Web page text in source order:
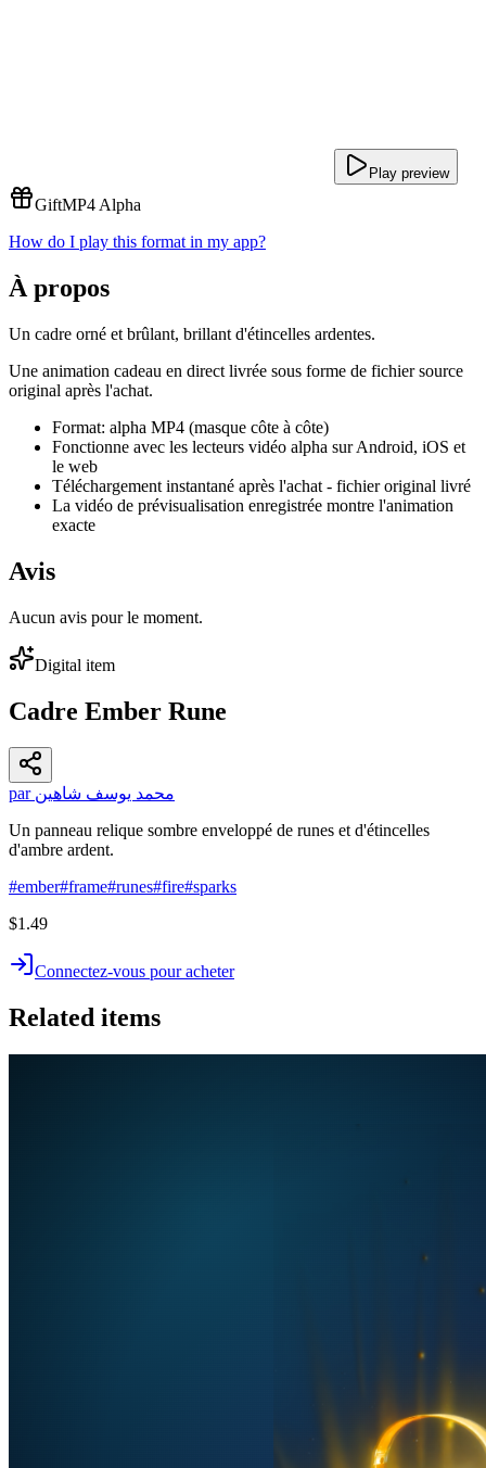
Play preview
GiftMP4 Alpha
How do I play this format in my app?
À propos
Un cadre orné et brûlant, brillant d'étincelles ardentes.
Une animation cadeau en direct livrée sous forme de fichier source
original après l'achat.
Format: alpha MP4 (masque côte à côte)
Fonctionne avec les lecteurs vidéo alpha sur Android, iOS et
le web
Téléchargement instantané après l'achat - fichier original livré
La vidéo de prévisualisation enregistrée montre l'animation
exacte
Avis
Aucun avis pour le moment.
Digital item
Cadre Ember Rune
par محمد يوسف شاهين
Un panneau relique sombre enveloppé de runes et d'étincelles
d'ambre ardent.
#ember#frame#runes#fire#sparks
$1.49
Connectez-vous pour acheter
Related items